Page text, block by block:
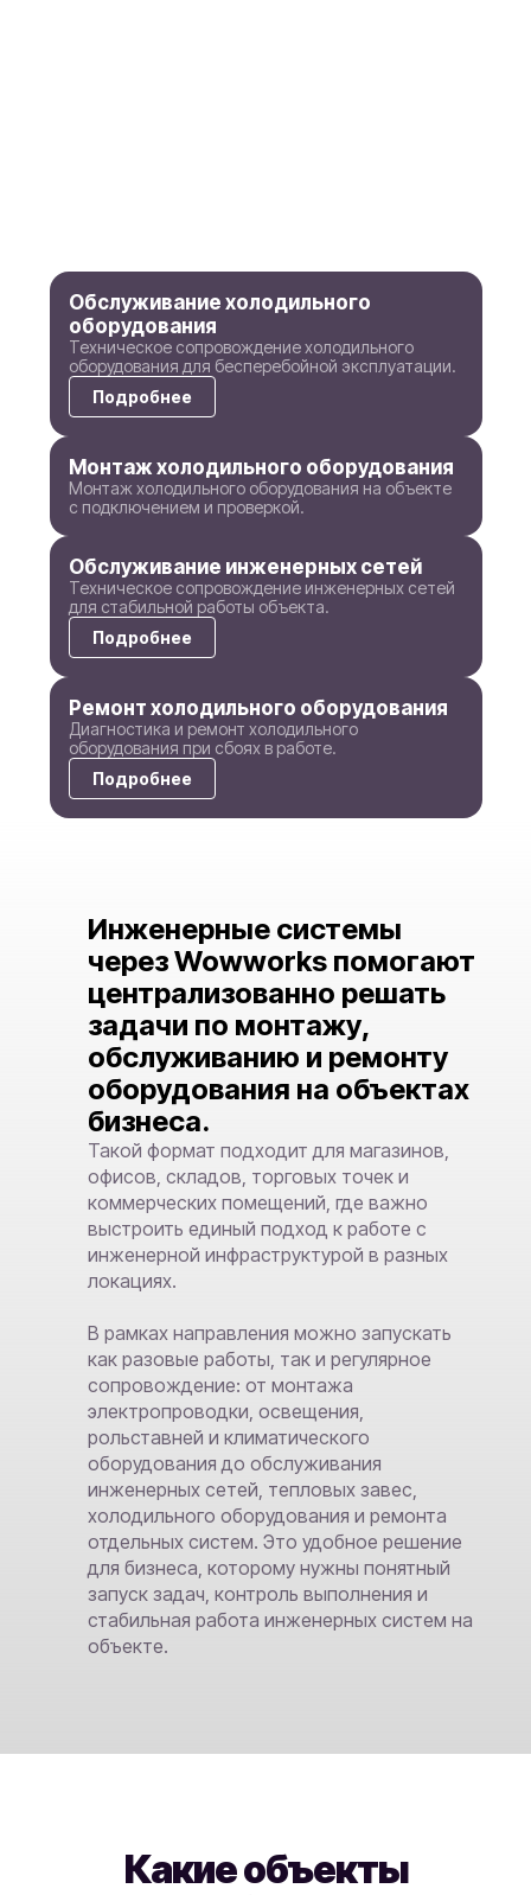
Обслуживание холодильного
оборудования
Техническое сопровождение холодильного
оборудования для бесперебойной эксплуатации.
Подробнее
Монтаж холодильного оборудования
Монтаж холодильного оборудования на объекте
с подключением и проверкой.
Обслуживание инженерных сетей
Техническое сопровождение инженерных сетей
для стабильной работы объекта.
Подробнее
Ремонт холодильного оборудования
Диагностика и ремонт холодильного
оборудования при сбоях в работе.
Подробнее
Инженерные системы
через Wowworks помогают
централизованно решать
задачи по монтажу,
обслуживанию и ремонту
оборудования на объектах
бизнеса.
Такой формат подходит для магазинов,
офисов, складов, торговых точек и
коммерческих помещений, где важно
выстроить единый подход к работе с
инженерной инфраструктурой в разных
локациях.
В рамках направления можно запускать
как разовые работы, так и регулярное
сопровождение: от монтажа
электропроводки, освещения,
рольставней и климатического
оборудования до обслуживания
инженерных сетей, тепловых завес,
холодильного оборудования и ремонта
отдельных систем. Это удобное решение
для бизнеса, которому нужны понятный
запуск задач, контроль выполнения и
стабильная работа инженерных систем на
объекте.
Какие объекты